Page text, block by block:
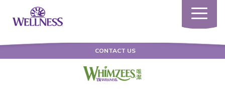
Toggle
CONTACT US